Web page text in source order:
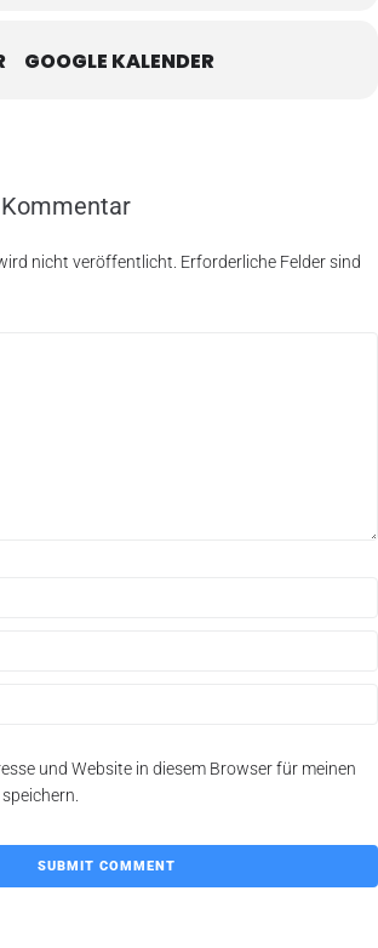
GOOGLE KALENDER
nicht veröffentlicht. Erforderliche Felder sind
und Website in diesem Browser für meinen